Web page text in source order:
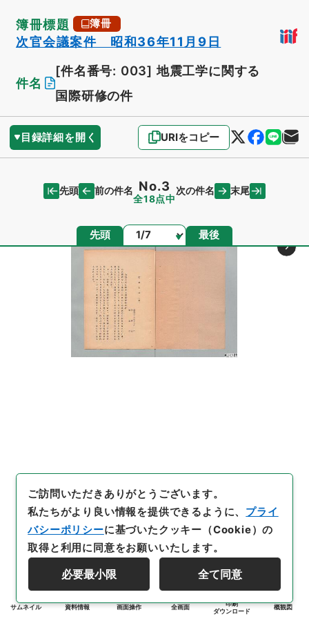
簿冊標題 簿冊
次官会議案件 昭和36年11月9日
件名
[件名番号: 003] 地震工学に関する
国際研修の件
目録詳細を開く URIをコピー
先頭 前の件名 No.3
全18点中
次の件名 末尾
先頭 ページ 最後
サムネイル 資料情報 画面操作 全画面
印刷
ダウンロード
概観図
ご訪問いただきありがとうございます。
私たちがより良い情報を提供できるように、 プライ
バシーポリシーに基づいたクッキー（Cookie）の
取得と利用に同意をお願いいたします。
必要最小限 全て同意